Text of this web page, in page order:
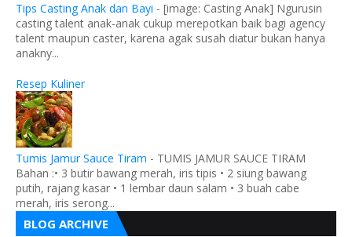
Tips Casting Anak dan Bayi - [image: Casting Anak] Ngurusin
casting talent anak-anak cukup merepotkan baik bagi agency
talent maupun caster, karena agak susah diatur bukan hanya
anakny...
Resep Kuliner
Tumis Jamur Sauce Tiram - TUMIS JAMUR SAUCE TIRAM
Bahan :• 3 butir bawang merah, iris tipis • 2 siung bawang
putih, rajang kasar • 1 lembar daun salam • 3 buah cabe
merah, iris serong...
BLOG ARCHIVE